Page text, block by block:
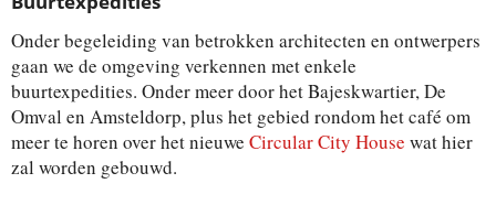
Onder begeleiding van betrokken architecten en ontwerpers
gaan we de omgeving verkennen met enkele
buurtexpedities. Onder meer door het Bajeskwartier, De
Omval en Amsteldorp, plus het gebied rondom het café om
meer te horen over het nieuwe Circular City House wat hier
zal worden gebouwd.